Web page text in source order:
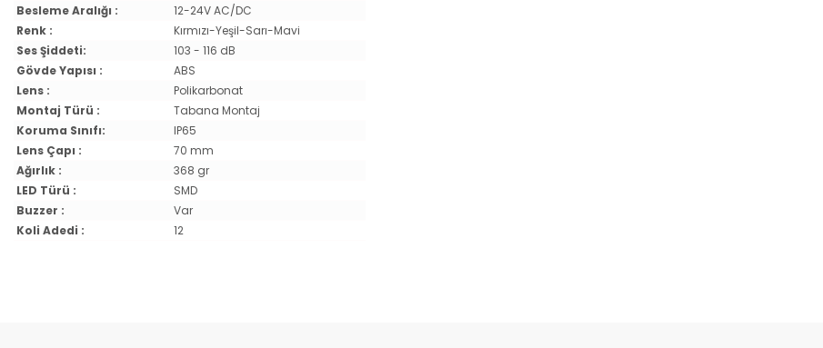
Besleme Aralığı :
12-24V AC/DC
Renk :
Kırmızı-Yeşil-Sarı-Mavi
Ses Şiddeti:
103 - 116 dB
Gövde Yapısı :
ABS
Lens :
Polikarbonat
Montaj Türü :
Tabana Montaj
Koruma Sınıfı:
IP65
Lens Çapı :
70 mm
Ağırlık :
368 gr
LED Türü :
SMD
Buzzer :
Var
Koli Adedi :
12